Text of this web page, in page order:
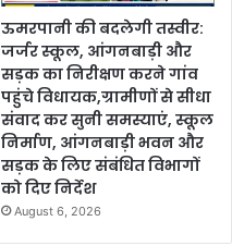
ऊमरपानी की बदलेगी तस्वीर:
जर्जर स्कूल, आंगनबाड़ी और
सड़क का निरीक्षण करने गांव
पहुंचे विधायक,ग्रामीणों से सीधा
संवाद कर सुनी समस्याएं, स्कूल
निर्माण, आंगनबाड़ी भवन और
सड़क के लिए संबंधित विभागों
को दिए निर्देश
August 6, 2026